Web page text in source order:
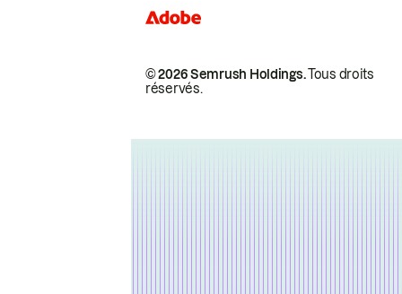
© 2026 Semrush Holdings.Tous droits
réservés.